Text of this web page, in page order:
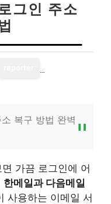
그인 주소
복구 방법 완벽
가끔 로그인에 어
한메일과 다음메일
사용하는 이메일 서